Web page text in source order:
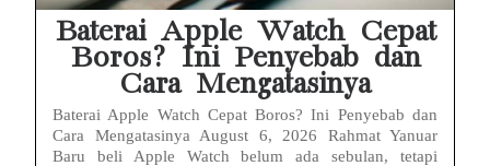
Baterai Apple Watch Cepat
Boros? Ini Penyebab dan
Cara Mengatasinya
Baterai Apple Watch Cepat Boros? Ini Penyebab dan
Cara Mengatasinya August 6, 2026 Rahmat Yanuar
Baru beli Apple Watch belum ada sebulan, tetapi